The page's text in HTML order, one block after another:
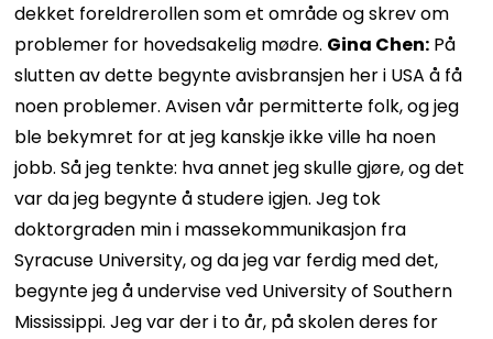
dekket foreldrerollen som et område og skrev om
problemer for hovedsakelig mødre. Gina Chen: På
slutten av dette begynte avisbransjen her i USA å få
noen problemer. Avisen vår permitterte folk, og jeg
ble bekymret for at jeg kanskje ikke ville ha noen
jobb. Så jeg tenkte: hva annet jeg skulle gjøre, og det
var da jeg begynte å studere igjen. Jeg tok
doktorgraden min i massekommunikasjon fra
Syracuse University, og da jeg var ferdig med det,
begynte jeg å undervise ved University of Southern
Mississippi. Jeg var der i to år, på skolen deres for